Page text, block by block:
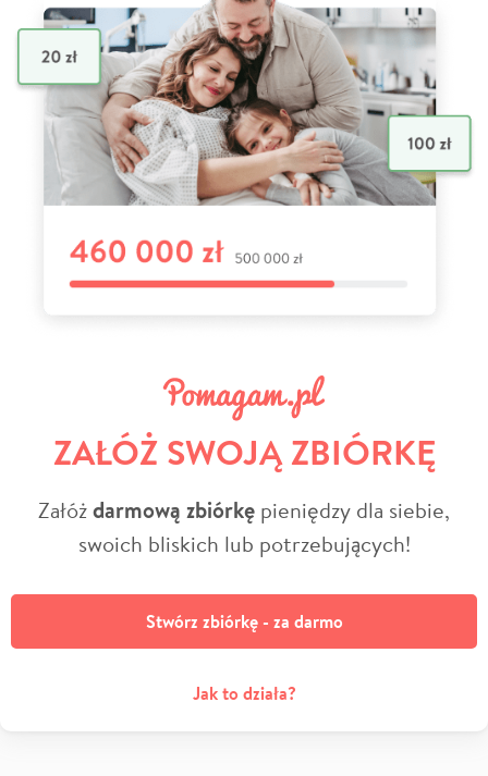
ZAŁÓŻ SWOJĄ ZBIÓRKĘ
Załóżdarmową zbiórkę pieniędzy dla siebie,
swoich bliskich lub potrzebujących!
Stwórz zbiórkę - za darmo
Jak to działa?